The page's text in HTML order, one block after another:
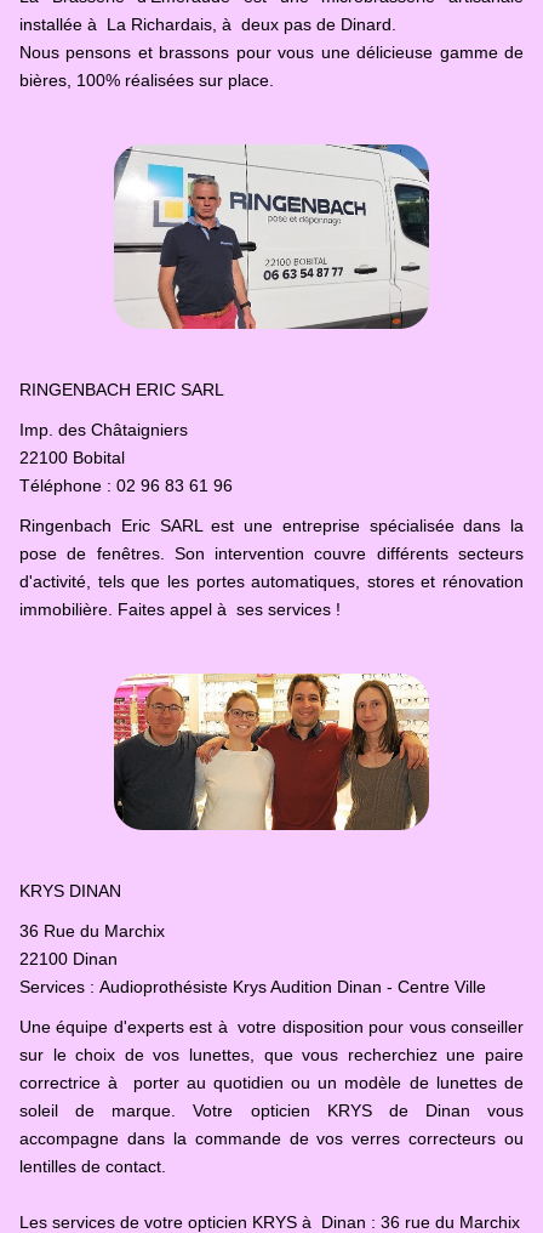
installée à La Richardais, à deux pas de Dinard.
Nous pensons et brassons pour vous une délicieuse gamme de
bières, 100% réalisées sur place.
RINGENBACH ERIC SARL
Imp. des Châtaigniers
22100 Bobital
Téléphone : 02 96 83 61 96
Ringenbach Eric SARL est une entreprise spécialisée dans la
pose de fenêtres. Son intervention couvre différents secteurs
d'activité, tels que les portes automatiques, stores et rénovation
immobilière. Faites appel à ses services !
KRYS DINAN
36 Rue du Marchix
22100 Dinan
Services : Audioprothésiste Krys Audition Dinan - Centre Ville
Une équipe d'experts est à votre disposition pour vous conseiller
sur le choix de vos lunettes, que vous recherchiez une paire
correctrice à porter au quotidien ou un modèle de lunettes de
soleil de marque. Votre opticien KRYS de Dinan vous
accompagne dans la commande de vos verres correcteurs ou
lentilles de contact.
Les services de votre opticien KRYS à Dinan : 36 rue du Marchix